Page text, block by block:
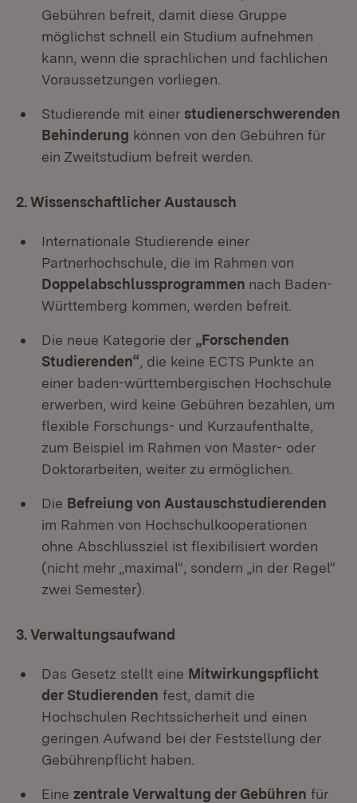
Gebühren befreit, damit diese Gruppe
möglichst schnell ein Studium aufnehmen
kann, wenn die sprachlichen und fachlichen
Voraussetzungen vorliegen.
Studierende mit einer studienerschwerenden
Behinderung können von den Gebühren für
ein Zweitstudium befreit werden.
2. Wissenschaftlicher Austausch
Internationale Studierende einer
Partnerhochschule, die im Rahmen von
Doppelabschlussprogrammen nach Baden-
Württemberg kommen, werden befreit.
Die neue Kategorie der „Forschenden
Studierenden“ , die keine ECTS Punkte an
einer baden-württembergischen Hochschule
erwerben, wird keine Gebühren bezahlen, um
flexible Forschungs- und Kurzaufenthalte,
zum Beispiel im Rahmen von Master- oder
Doktorarbeiten, weiter zu ermöglichen.
Die Befreiung von Austauschstudierenden
im Rahmen von Hochschulkooperationen
ohne Abschlussziel ist flexibilisiert worden
(nicht mehr „maximal“, sondern „in der Regel“
zwei Semester).
3. Verwaltungsaufwand
Das Gesetz stellt eine Mitwirkungspflicht
der Studierenden fest, damit die
Hochschulen Rechtssicherheit und einen
geringen Aufwand bei der Feststellung der
Gebührenpflicht haben.
Eine zentrale Verwaltung der Gebühren für